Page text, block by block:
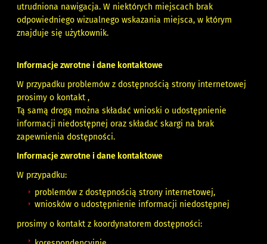
utrudniona nawigacja. W niektórych miejscach brak
odpowiedniego wizualnego wskazania miejsca, w którym
znajduje się użytkownik.
Informacje zwrotne i dane kontaktowe
W przypadku problemów z dostępnością strony internetowej
prosimy o kontakt ,
Tą samą drogą można składać wnioski o udostępnienie
informacji niedostępnej oraz składać skargi na brak
zapewnienia dostępności.
Informacje zwrotne i dane kontaktowe
W przypadku:
problemów z dostępnością strony internetowej,
wniosków o udostępnienie informacji niedostępnej
prosimy o kontakt z koordynatorem dostępności: